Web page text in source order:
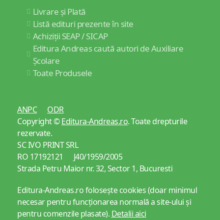
Livrare și Plată
Listă edituri prezente în site
Achiziții SEAP / SICAP
Editura Andreas caută autori de Auxiliare
Școlare
Toate Produsele
ANPC
ODR
Copyright ©Editura-Andreas.ro. Toate drepturile
rezervate.
SC IVO PRINT SRL
RO 17192121 J40/1959/2005
Strada Petru Maior nr. 32, Sector 1, Bucuresti
Editura-Andreas.ro folosește cookies (doar minimul
necesar pentru funcționarea normală a site-ului și
pentru comenzile plasate). Detalii aici